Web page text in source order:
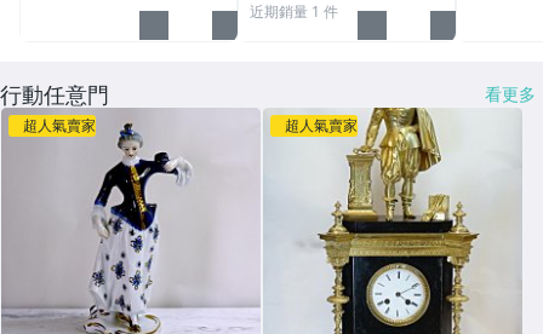
近期銷量 1 件
行動任意門 看更多
超人氣賣家 超人氣賣家